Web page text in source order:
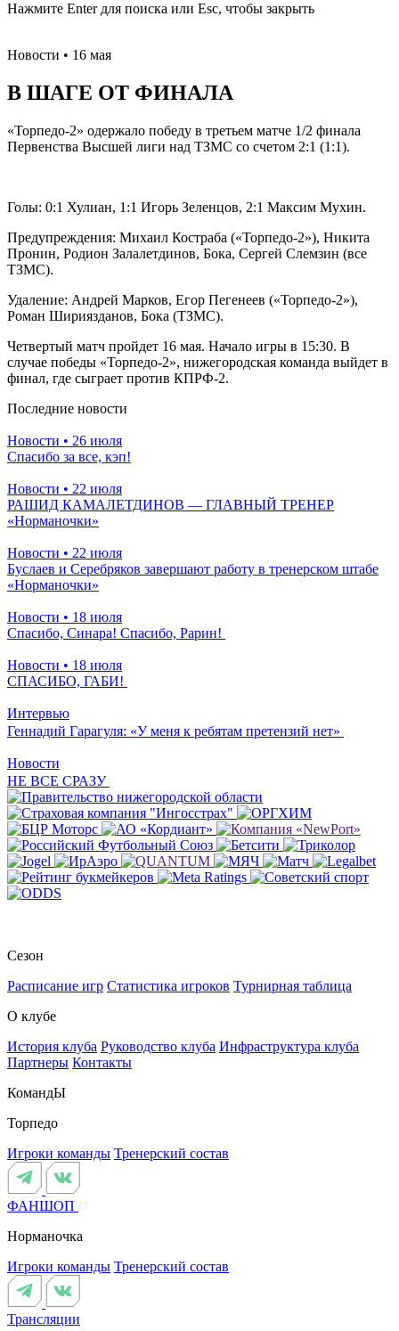
Нажмите Enter для поиска или Esc, чтобы закрыть
Новости • 16 мая
В ШАГЕ ОТ ФИНАЛА
«Торпедо-2» одержало победу в третьем матче 1/2 финала
Первенства Высшей лиги над ТЗМС со счетом 2:1 (1:1).
Голы: 0:1 Хулиан, 1:1 Игорь Зеленцов, 2:1 Максим Мухин.
Предупреждения: Михаил Костраба («Торпедо-2»), Никита
Пронин, Родион Залалетдинов, Бока, Сергей Слемзин (все
ТЗМС).
Удаление: Андрей Марков, Егор Пегенеев («Торпедо-2»),
Роман Шириязданов, Бока (ТЗМС).
Четвертый матч пройдет 16 мая. Начало игры в 15:30. В
случае победы «Торпедо-2», нижегородская команда выйдет в
финал, где сыграет против КПРФ-2.
Последние новости
Новости • 26 июля
Спасибо за все, кэп!
Новости • 22 июля
РАШИД КАМАЛЕТДИНОВ — ГЛАВНЫЙ ТРЕНЕР
«Норманочки»
Новости • 22 июля
Буслаев и Серебряков завершают работу в тренерском штабе
«Норманочки»
Новости • 18 июля
Спасибо, Синара! Спасибо, Рарин!
Новости • 18 июля
СПАСИБО, ГАБИ!
Интервью
Геннадий Гарагуля: «У меня к ребятам претензий нет»
Новости
НЕ ВСЕ СРАЗУ
Сезон
Расписание игр Статистика игроков Турнирная таблица
О клубе
История клуба Руководство клуба Инфраструктура клуба
Партнеры Контакты
КомандЫ
Торпедо
Игроки команды Тренерский состав
ФАНШОП
Норманочка
Игроки команды Тренерский состав
Трансляции